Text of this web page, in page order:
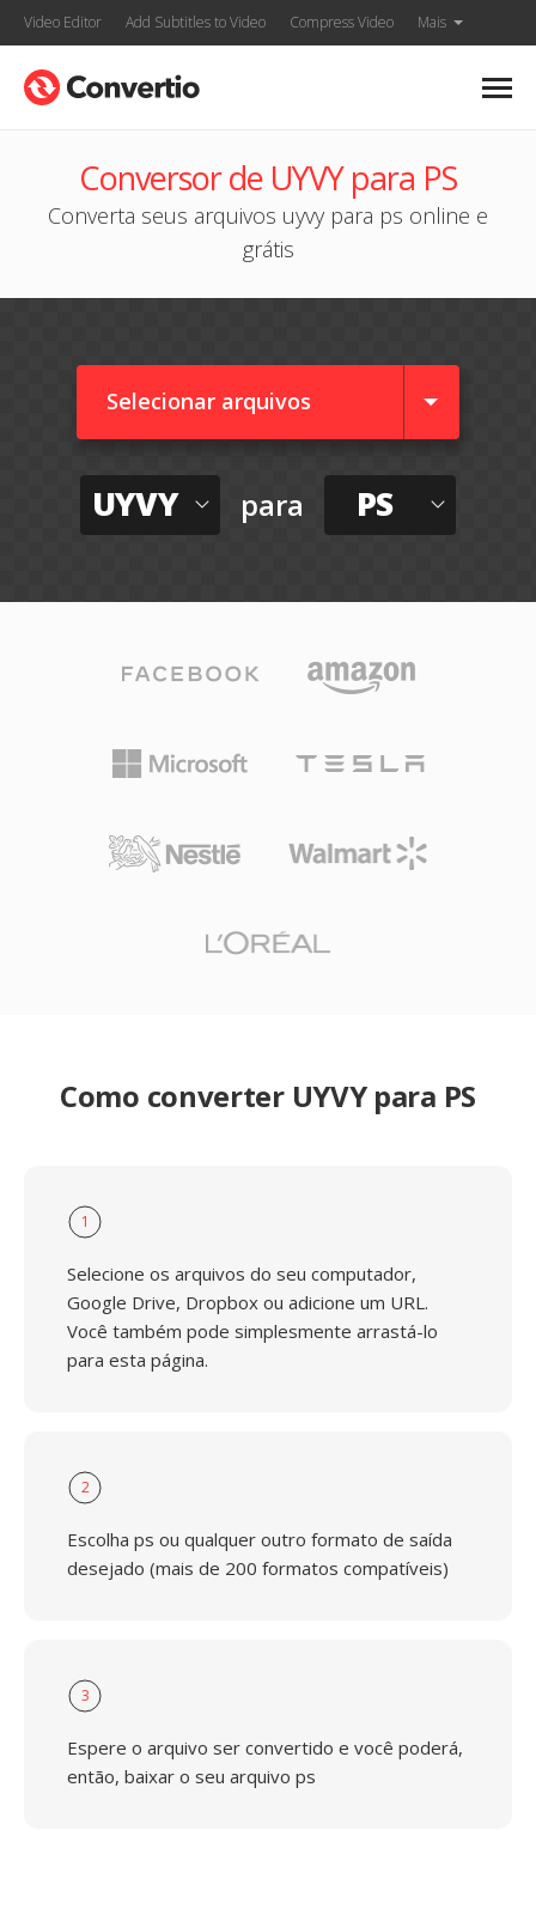
Video Editor Add Subtitles to Video Compress Video Mais
Conversor de UYVY para PS
Converta seus arquivos uyvy para ps online e
grátis
Selecionar arquivos
UYVY para PS
Como converter UYVY para PS
1
Selecione os arquivos do seu computador,
Google Drive, Dropbox ou adicione um URL.
Você também pode simplesmente arrastá-lo
para esta página.
2
Escolha ps ou qualquer outro formato de saída
desejado (mais de 200 formatos compatíveis)
3
Espere o arquivo ser convertido e você poderá,
então, baixar o seu arquivo ps